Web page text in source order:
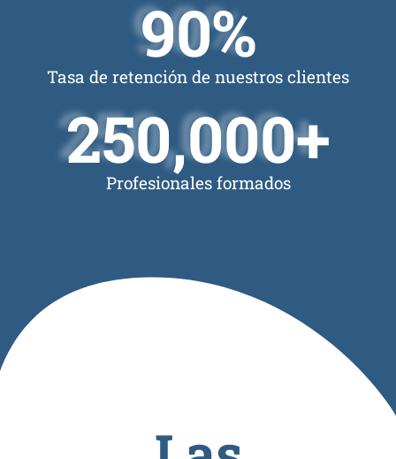
Tasa de retención de nuestros clientes
90%
Profesionales formados
250,000+
Empresarial
Bienestar
BeUp S.L.
C/ Gustavo Fernández
loft 2 A
28002 Madrid
T: (+34) 910001268
E: info@be-up.es